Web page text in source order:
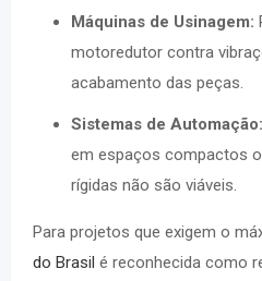
Máquinas de Usinagem:
motoredutor contra
acabamento das peças.
Sistemas de Automação:
em espaços compactos
rígidas não são viáveis.
Para projetos que exigem o
do Brasil é reconhecida como